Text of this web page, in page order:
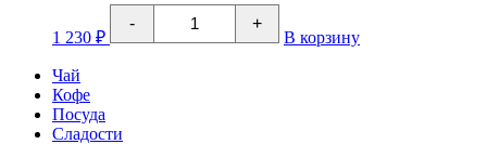
1 230 ₽
-
Количество
товара
Чайник
+
В корзину
Чай
Кофе
Посуда
Сладости